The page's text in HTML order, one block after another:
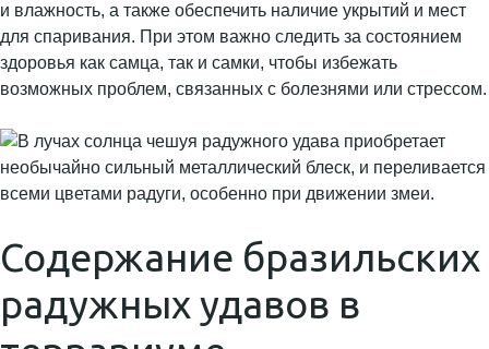
и влажность, а также обеспечить наличие укрытий и мест
для спаривания. При этом важно следить за состоянием
здоровья как самца, так и самки, чтобы избежать
возможных проблем, связанных с болезнями или стрессом.
Содержание бразильских
радужных удавов в